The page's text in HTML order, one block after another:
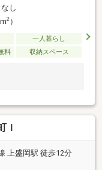
なし
2）
一人暮らし
料 収納スペース
Ｉ
上盛岡駅 徒歩12分